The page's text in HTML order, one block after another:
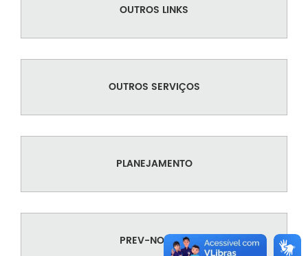
OUTROS LINKS
OUTROS SERVIÇOS
PLANEJAMENTO
PREV-NOBRES